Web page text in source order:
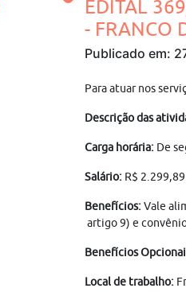
EDITAL
- FRANCO
Publicado em:
Para atuar nos
Descrição das
Carga horária:De
Salário:R$
Benefícios:Vale
artigo 9) e convênio
Benefícios
Local de trabalho: